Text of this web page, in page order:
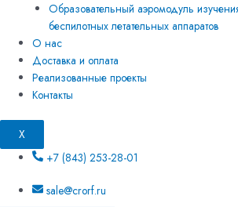
Образовательный аэромодуль
беспилотных летательных аппаратов
О нас
Доставка и оплата
Реализованные проекты
Контакты
X
+7 (843) 253-28-01
sale@crorf.ru